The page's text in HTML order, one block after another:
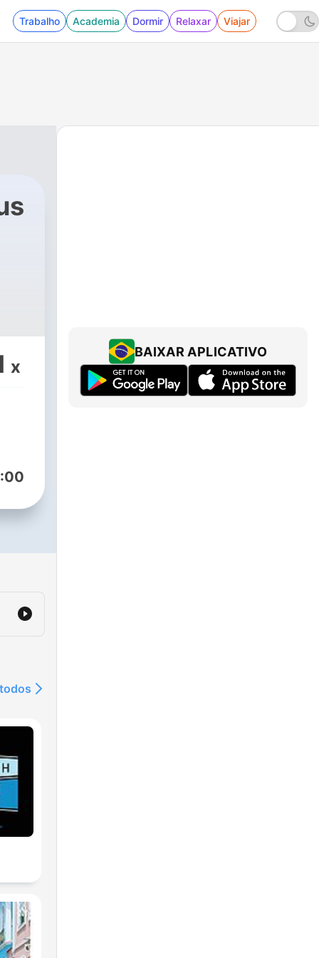
Trabalho Academia Dormir Relaxar Viajar
x
BAIXAR APLICATIVO